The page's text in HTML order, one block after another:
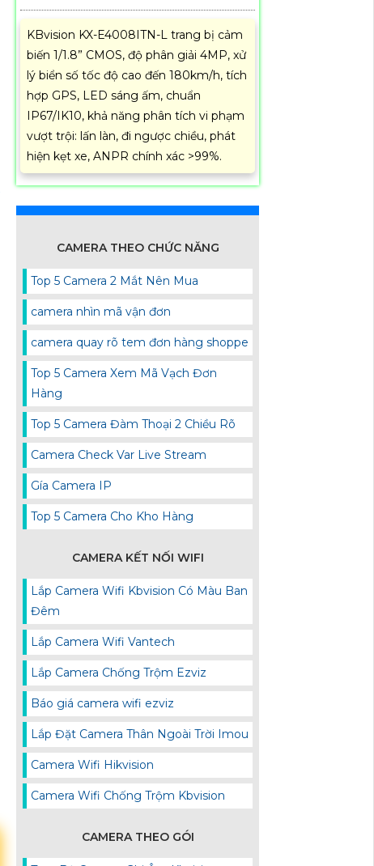
KBvision KX-E4008ITN-L trang bị cảm
biến 1/1.8” CMOS, độ phân giải 4MP, xử
lý biển số tốc độ cao đến 180km/h, tích
hợp GPS, LED sáng ấm, chuẩn
IP67/IK10, khả năng phân tích vi phạm
vượt trội: lấn làn, đi ngược chiều, phát
hiện kẹt xe, ANPR chính xác >99%.
CAMERA THEO CHỨC NĂNG
Top 5 Camera 2 Mắt Nên Mua
camera nhìn mã vận đơn
camera quay rõ tem đơn hàng shoppe
Top 5 Camera Xem Mã Vạch Đơn
Hàng
Top 5 Camera Đàm Thoại 2 Chiều Rõ
Camera Check Var Live Stream
Gía Camera IP
Top 5 Camera Cho Kho Hàng
CAMERA KẾT NỐI WIFI
Lắp Camera Wifi Kbvision Có Màu Ban
Đêm
Lắp Camera Wifi Vantech
Lắp Camera Chống Trộm Ezviz
Báo giá camera wifi ezviz
Lắp Đặt Camera Thân Ngoài Trời Imou
Camera Wifi Hikvision
Camera Wifi Chống Trộm Kbvision
CAMERA THEO GÓI